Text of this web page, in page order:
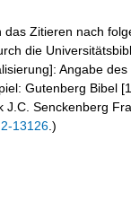
das Zitieren nach
die
Angabe
Gutenberg Bibel
J.C. Senckenberg
13126 .)